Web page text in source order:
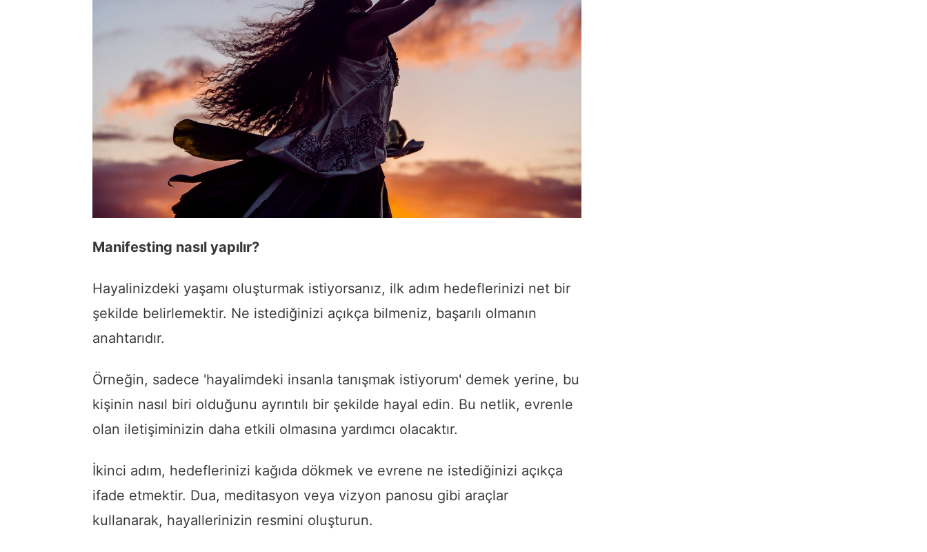
Manifesting nasıl yapılır?
Hayalinizdeki yaşamı oluşturmak istiyorsanız, ilk adım hedeflerinizi net bir
şekilde belirlemektir. Ne istediğinizi açıkça bilmeniz, başarılı olmanın
anahtarıdır.
Örneğin, sadece 'hayalimdeki insanla tanışmak istiyorum' demek yerine, bu
kişinin nasıl biri olduğunu ayrıntılı bir şekilde hayal edin. Bu netlik, evrenle
olan iletişiminizin daha etkili olmasına yardımcı olacaktır.
İkinci adım, hedeflerinizi kağıda dökmek ve evrene ne istediğinizi açıkça
ifade etmektir. Dua, meditasyon veya vizyon panosu gibi araçlar
kullanarak, hayallerinizin resmini oluşturun.